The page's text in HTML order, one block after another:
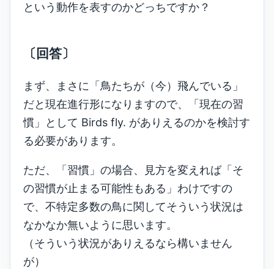
という動作を表すのかどっちですか？
〔回答〕
まず、まさに「鳥たちが（今）飛んでいる」
だと現在進行形になりますので、「現在の習
慣」として Birds fly. がありえるのかを検討す
る必要があります。
ただ、「習慣」の場合、見方を変えれば「そ
の習慣が止まる可能性もある」わけですの
で、不特定多数の鳥に関してそういう状況は
なかなか無いように思います。
（そういう状況がありえるなら構いません
が）